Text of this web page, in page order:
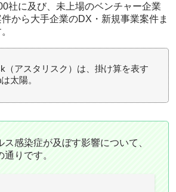
社に及び、未上場のベンチャー企業
から大手企業のDX・新規事業案件ま
（アスタリスク）は、掛け算を表す
太陽。
ス感染症が及ぼす影響について、
りです。